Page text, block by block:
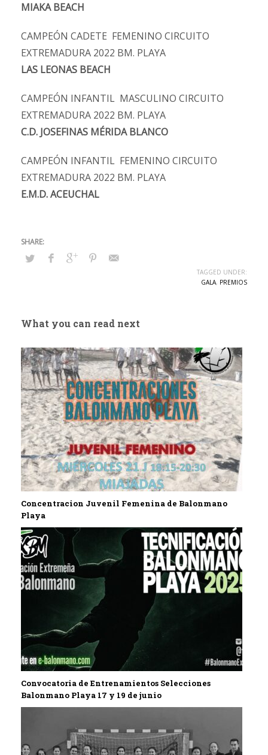
MIAKA BEACH
CAMPEÓN CADETE FEMENINO CIRCUITO
EXTREMADURA 2022 BM. PLAYA
LAS LEONAS BEACH
CAMPEÓN INFANTIL MASCULINO CIRCUITO
EXTREMADURA 2022 BM. PLAYA
C.D. JOSEFINAS MÉRIDA BLANCO
CAMPEÓN INFANTIL FEMENINO CIRCUITO
EXTREMADURA 2022 BM. PLAYA
E.M.D. ACEUCHAL
TAGGED UNDER:
GALA, PREMIOS
What you can read next
Concentracion Juvenil Femenina de Balonmano
Playa
Convocatoria de Entrenamientos Selecciones
Balonmano Playa 17 y 19 de junio